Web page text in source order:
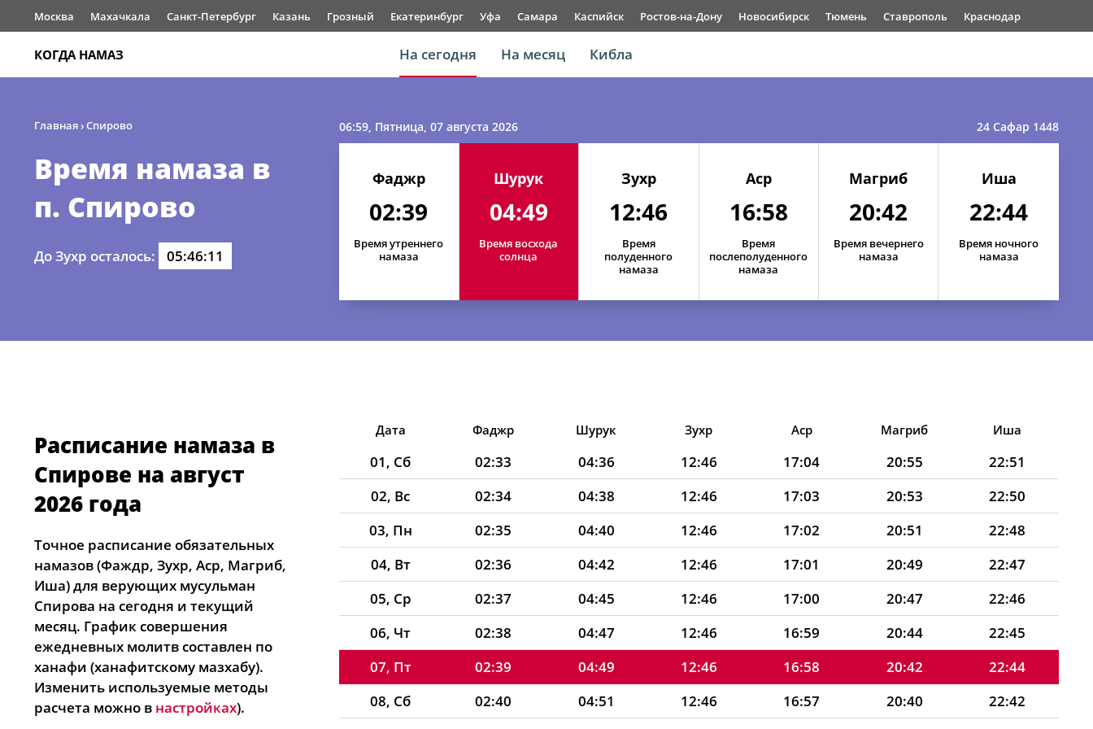
Москва Махачкала Санкт-Петербург Казань Грозный Екатеринбург Уфа Самара Каспийск Ростов-на-Дону Новосибирск Тюмень Ставрополь Краснодар
КОГДА НАМАЗ На сегодня На месяц Кибла
Главная›Спирово
Время намаза в
п. Спирово
До Зухр осталось: 05:46:11
06:59, Пятница, 07 августа 2026 24 Сафар 1448
Фаджр
02:39
Время утреннего
намаза
Шурук
04:49
Время восхода
солнца
Зухр
12:46
Время
полуденного
намаза
Аср
16:58
Время
послеполуденного
намаза
Магриб
20:42
Время вечернего
намаза
Иша
22:44
Время ночного
намаза
Расписание намаза в
Спирове на август
2026 года
Точное расписание обязательных
намазов (Фаждр, Зухр, Аср, Магриб,
Иша) для верующих мусульман
Спирова на сегодня и текущий
месяц. График совершения
ежедневных молитв составлен по
ханафи (ханафитскому мазхабу).
Изменить используемые методы
расчета можно в настройках).
Дата Фаджр Шурук Зухр Аср Магриб Иша
01, Сб 02:33 04:36 12:46 17:04 20:55
22:51
02, Вс
02:34 04:38 12:46 17:03 20:53
22:50
03, Пн
02:35 04:40 12:46 17:02 20:51
22:48
04, Вт
02:36 04:42 12:46 17:01 20:49
22:47
05, Ср
02:37 04:45 12:46 17:00 20:47
22:46
06, Чт
02:38 04:47 12:46 16:59 20:44
22:45
07, Пт
02:39 04:49 12:46 16:58 20:42
22:44
08, Сб
02:40 04:51 12:46 16:57 20:40
22:42